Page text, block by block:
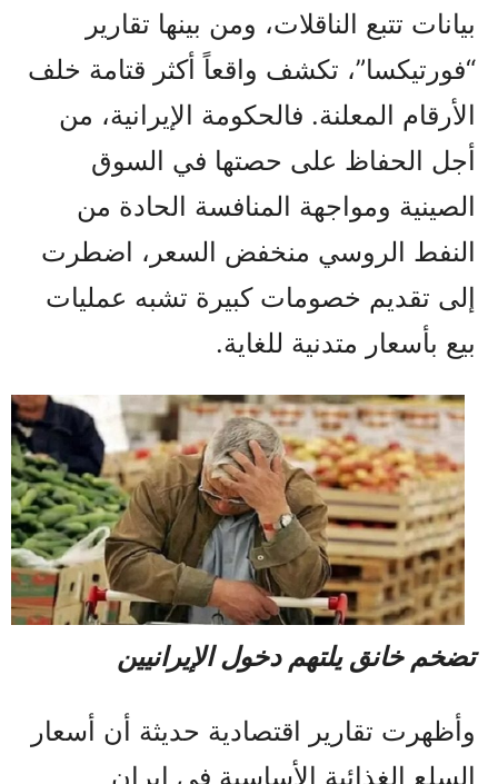
بيانات تتبع الناقلات، ومن بينها تقارير
“فورتيكسا”، تكشف واقعاً أكثر قتامة خلف
الأرقام المعلنة. فالحكومة الإيرانية، من
أجل الحفاظ على حصتها في السوق
الصينية ومواجهة المنافسة الحادة من
النفط الروسي منخفض السعر، اضطرت
إلى تقديم خصومات كبيرة تشبه عمليات
بيع بأسعار متدنية للغاية.
تضخم خانق يلتهم دخول الإيرانيين
وأظهرت تقارير اقتصادية حديثة أن أسعار
السلع الغذائية الأساسية في إيران